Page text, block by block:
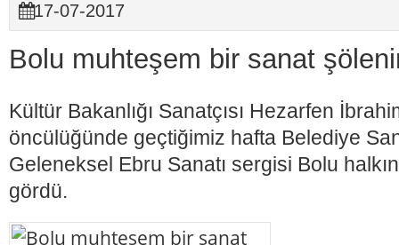
17-07-2017
Bolu muhteşem bir sanat
Kültür Bakanlığı Sanatçısı Hezarfen
öncülüğünde geçtiğimiz hafta Belediye
Geleneksel Ebru Sanatı sergisi Bolu
gördü.